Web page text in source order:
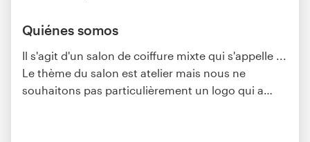
Quiénes somos
Il s'agit d'un salon de coiffure mixte qui s'appelle ...
Le thème du salon est atelier mais nous ne
souhaitons pas particulièrement un logo qui a